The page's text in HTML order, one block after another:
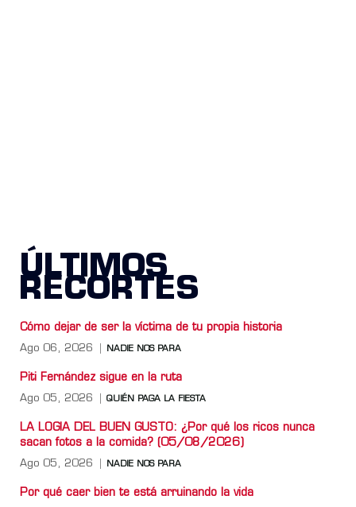
ÚLTIMOS
RECORTES
Cómo dejar de ser la víctima de tu propia historia
Ago 06, 2026 NADIE NOS PARA
Piti Fernández sigue en la ruta
Ago 05, 2026 QUIÉN PAGA LA FIESTA
LA LOGIA DEL BUEN GUSTO: ¿Por qué los ricos nunca
sacan fotos a la comida? (05/08/2026)
Ago 05, 2026 NADIE NOS PARA
Por qué caer bien te está arruinando la vida